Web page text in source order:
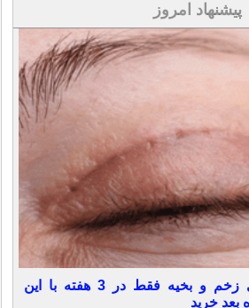
پیشنهاد امروز
کاهش چشمگیر جای زخم و بخیه فقط در 3 هفته با این
خرید